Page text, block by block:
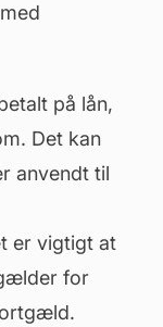
på lån,
Det kan
anvendt til
er vigtigt at
for